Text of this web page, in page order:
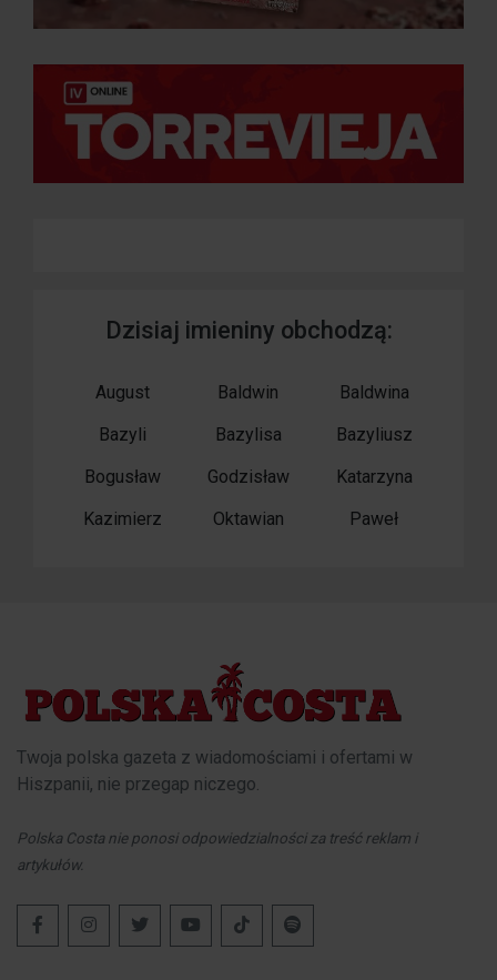
Dzisiaj imieniny obchodzą:
August Baldwin
Baldwina
Bazyli
Bazylisa
Bazyliusz
Bogusław
Godzisław
Katarzyna
Kazimierz
Oktawian Paweł
Twoja polska gazeta z wiadomościami i ofertami w
Hiszpanii, nie przegap niczego.
Polska Costa nie ponosi odpowiedzialności za treść reklam i
artykułów.